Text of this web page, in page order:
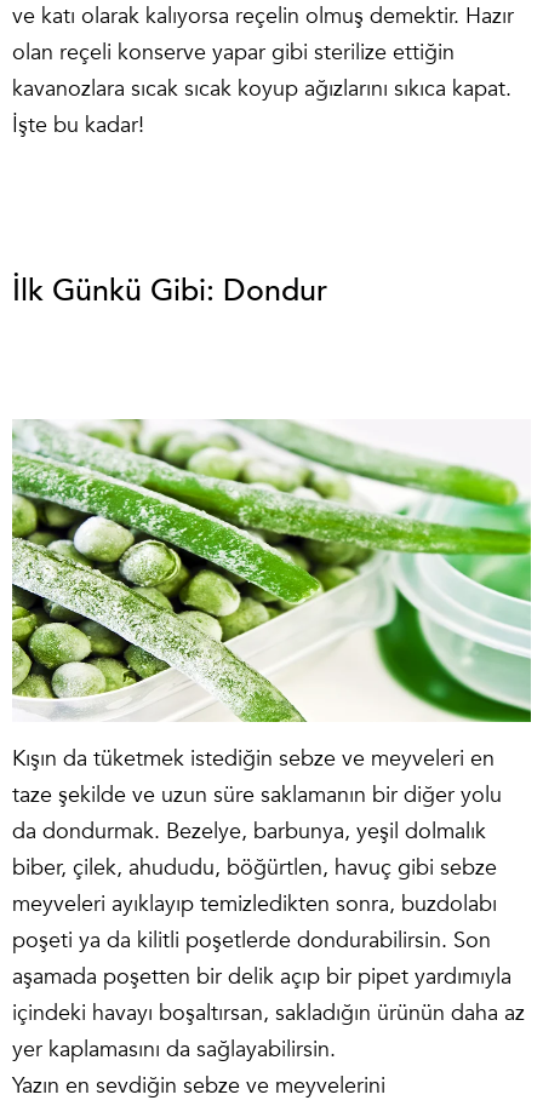
ve katı olarak kalıyorsa reçelin olmuş demektir. Hazır
olan reçeli konserve yapar gibi sterilize ettiğin
kavanozlara sıcak sıcak koyup ağızlarını sıkıca kapat.
İşte bu kadar!
İlk Günkü Gibi: Dondur
Kışın da tüketmek istediğin sebze ve meyveleri en
taze şekilde ve uzun süre saklamanın bir diğer yolu
da dondurmak. Bezelye, barbunya, yeşil dolmalık
biber, çilek, ahududu, böğürtlen, havuç gibi sebze
meyveleri ayıklayıp temizledikten sonra, buzdolabı
poşeti ya da kilitli poşetlerde dondurabilirsin. Son
aşamada poşetten bir delik açıp bir pipet yardımıyla
içindeki havayı boşaltırsan, sakladığın ürünün daha az
yer kaplamasını da sağlayabilirsin.
Yazın en sevdiğin sebze ve meyvelerini